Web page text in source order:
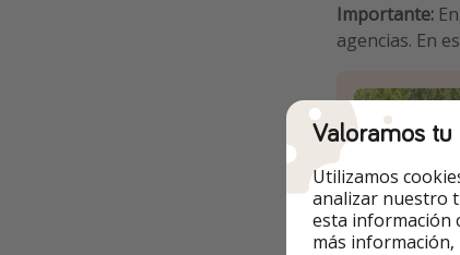
Importante:
agencias. En
Valoramos tu
Utilizamos
analizar nuestro
esta información
más